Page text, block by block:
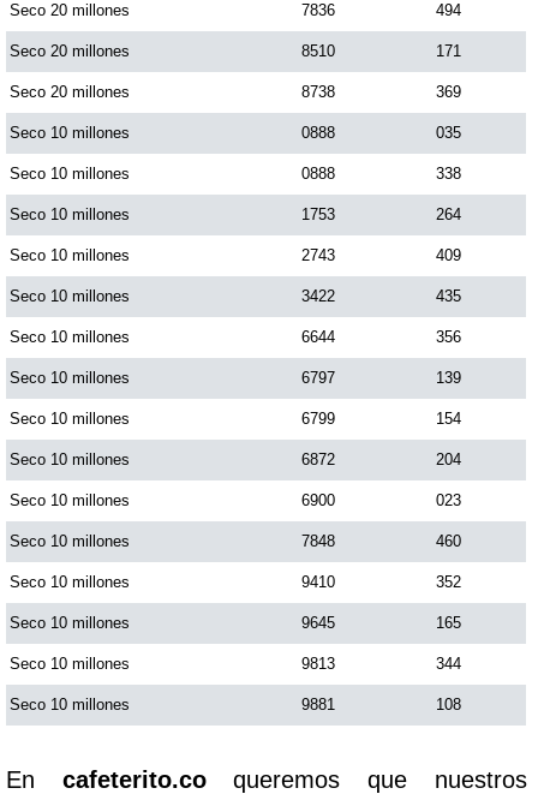
Seco 20 millones 7836 494
Seco 20 millones 8510 171
Seco 20 millones 8738 369
Seco 10 millones 0888 035
Seco 10 millones 0888 338
Seco 10 millones 1753 264
Seco 10 millones 2743 409
Seco 10 millones 3422 435
Seco 10 millones 6644 356
Seco 10 millones 6797 139
Seco 10 millones 6799 154
Seco 10 millones 6872 204
Seco 10 millones 6900 023
Seco 10 millones 7848 460
Seco 10 millones 9410 352
Seco 10 millones 9645 165
Seco 10 millones 9813 344
Seco 10 millones 9881 108
En cafeterito.coqueremos que nuestros